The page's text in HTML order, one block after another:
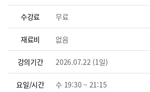
수강료 무료
재료비 없음
강의기간 2026.07.22 (1일)
요일/시간 수 19:30 ~ 21:15